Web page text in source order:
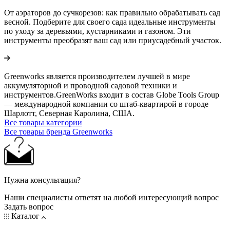
От аэраторов до сучкорезов: как правильно обрабатывать сад
весной. Подберите для своего сада идеальные инструменты
по уходу за деревьями, кустарниками и газоном. Эти
инструменты преобразят ваш сад или приусадебный участок.
Greenworks является производителем лучшей в мире
аккумуляторной и проводной садовой техники и
инструментов.GreenWorks входит в состав Globe Tools Group
— международной компании со штаб-квартирой в городе
Шарлотт, Северная Каролина, США.
Все товары категории
Все товары бренда Greenworks
Нужна консультация?
Наши специалисты ответят на любой интересующий вопрос
Задать вопрос
Каталог